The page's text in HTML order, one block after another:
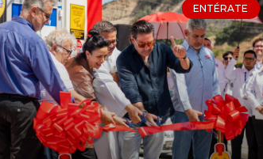
ENTÉRATE